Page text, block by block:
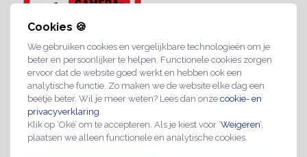
Cookies 🍪
We gebruiken cookies en vergelijkbare technologieën om je
beter en persoonlijker te helpen. Functionele cookies zorgen
ervoor dat de website goed werkt en hebben ook een
analytische functie. Zo maken we de website elke dag een
beetje beter. Wil je meer weten? Lees dan onze cookie- en
privacyverklaring.
Klik op ‘Oké’ om te accepteren. Als je kiest voor ‘Weigeren’,
plaatsen we alleen functionele en analytische cookies.
Camera bewaking bord
€7,50